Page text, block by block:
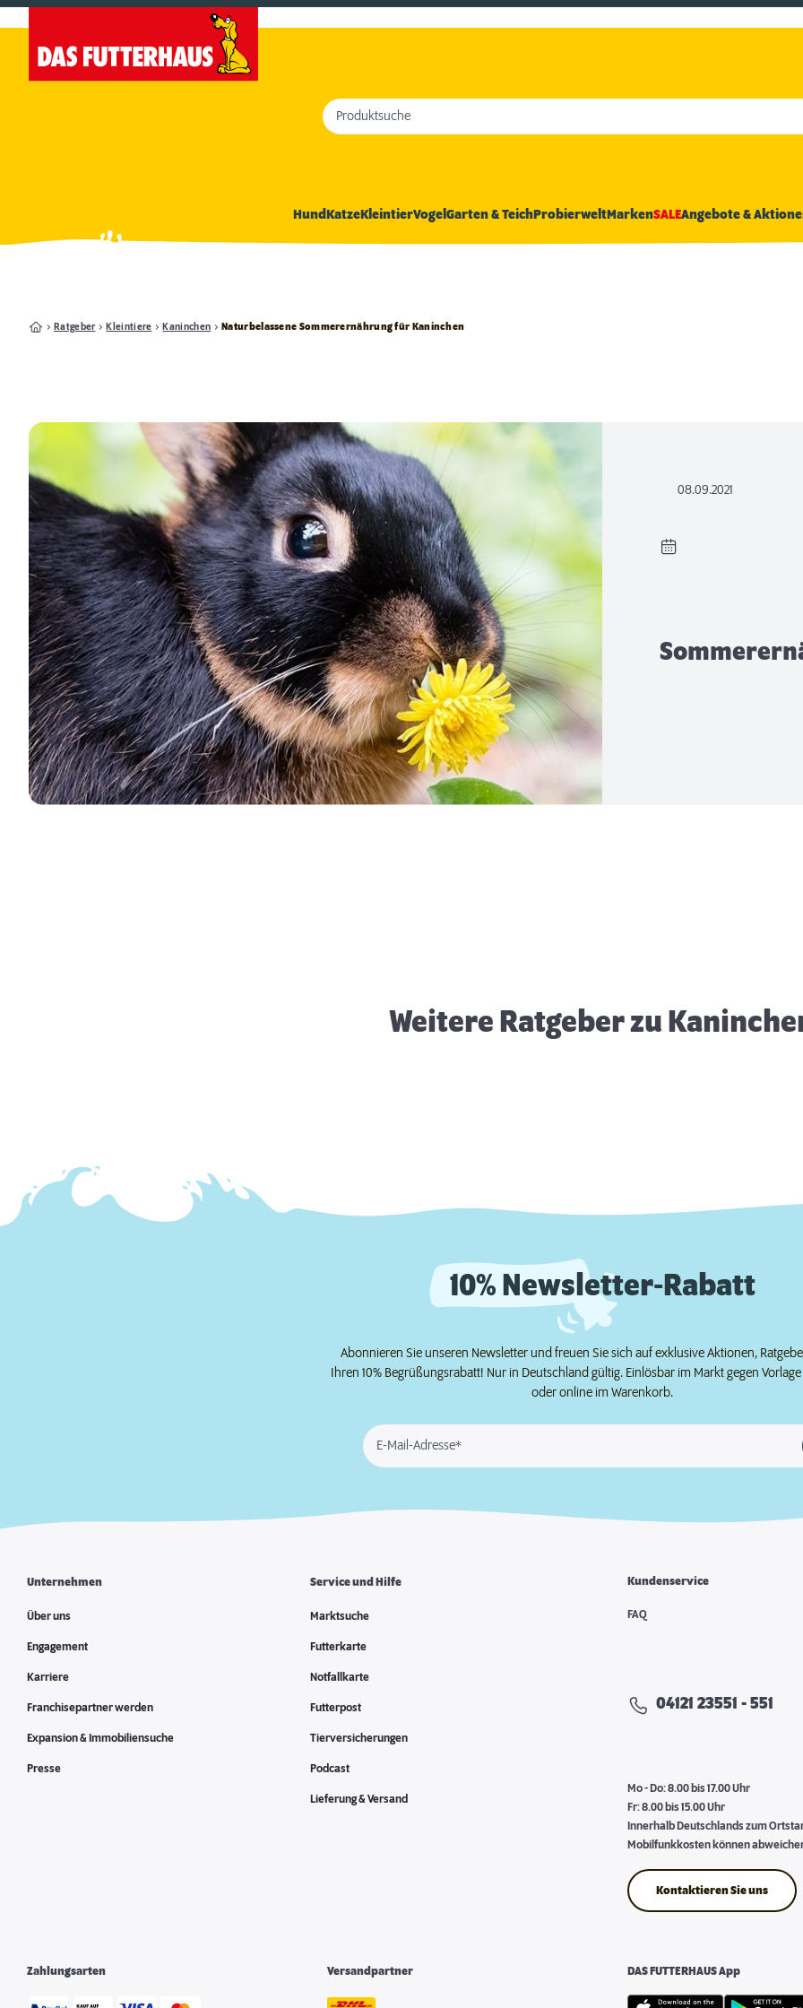
Produktsuche
HundKatzeKleintierVogel Garten & TeichProbierweltMarkenSALEAngebote &
Ratgeber Kleintiere Kaninchen Naturbelassene Sommerernährung für Kaninchen
08.09.2021
Weitere Ratgeber zu
10% Newsletter-Rabatt
Abonnieren Sie unseren Newsletter und freuen Sie sich auf exklusive Aktionen,
Ihren 10% Begrüßungsrabatt! Nur in Deutschland gültig. Einlösbar im Markt gegen
oder online im Warenkorb.
E-Mail-Adresse*
Unternehmen
Über uns
Engagement
Karriere
Franchisepartner werden
Expansion & Immobiliensuche
Presse
Service und Hilfe
Marktsuche
Futterkarte
Notfallkarte
Futterpost
Tierversicherungen
Podcast
Lieferung & Versand
Kundenservice
FAQ
04121 23551 - 551
Mo - Do: 8.00 bis 17.00 Uhr
Fr: 8.00 bis 15.00 Uhr
Innerhalb Deutschlands zum
Mobilfunkkosten können
Kontaktieren Sie uns
Zahlungsarten Versandpartner DAS FUTTERHAUS App